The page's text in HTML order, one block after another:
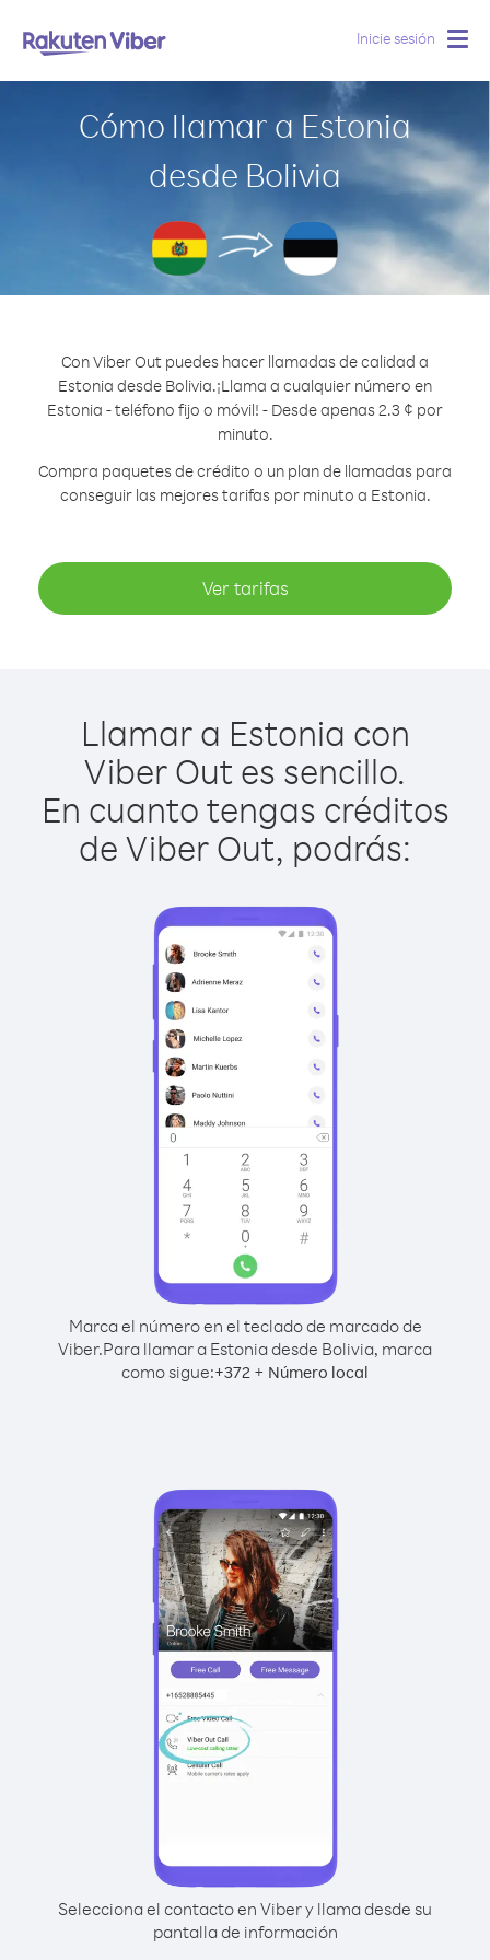
Inicie sesión
Cómo llamar a Estonia
desde Bolivia
Con Viber Out puedes hacer llamadas de calidad a
Estonia desde Bolivia.¡Llama a cualquier número en
Estonia - teléfono fijo o móvil! - Desde apenas 2.3 ¢ por
minuto.
Compra paquetes de crédito o un plan de llamadas para
conseguir las mejores tarifas por minuto a Estonia.
Ver tarifas
Llamar a Estonia con
Viber Out es sencillo.
En cuanto tengas créditos
de Viber Out, podrás:
Marca el número en el teclado de marcado de
Viber.Para llamar a Estonia desde Bolivia, marca
como sigue:+372 + Número local
Selecciona el contacto en Viber y llama desde su
pantalla de información